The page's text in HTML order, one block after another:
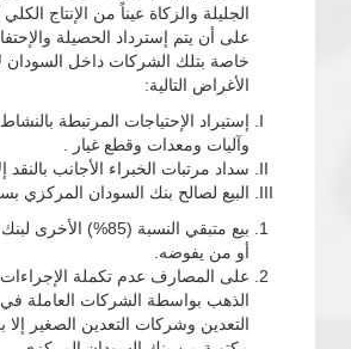
الجليلة والزكاة عيناً من الإنتاج
على أن يتم إسترداد الحصيلة
خاصة بتلك الشركات داخل السودان
الأغراض التالية:
إستيراد الإحتياجات المرتبطة
وآليات ومعدات وقطع غيار .
سداد مرتبات الخبراء الأجانب بالنقد
البيع لصالح بنك السودان المركزي
بيع متبقي النسبة (85%)
أو من يفوضه.
على المصارف عدم تكملة الإجراءات
الذهب بواسطة الشركات العاملة
التعدين وشركات التعدين الصغير